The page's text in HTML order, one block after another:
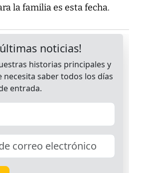
la familia es esta fecha.